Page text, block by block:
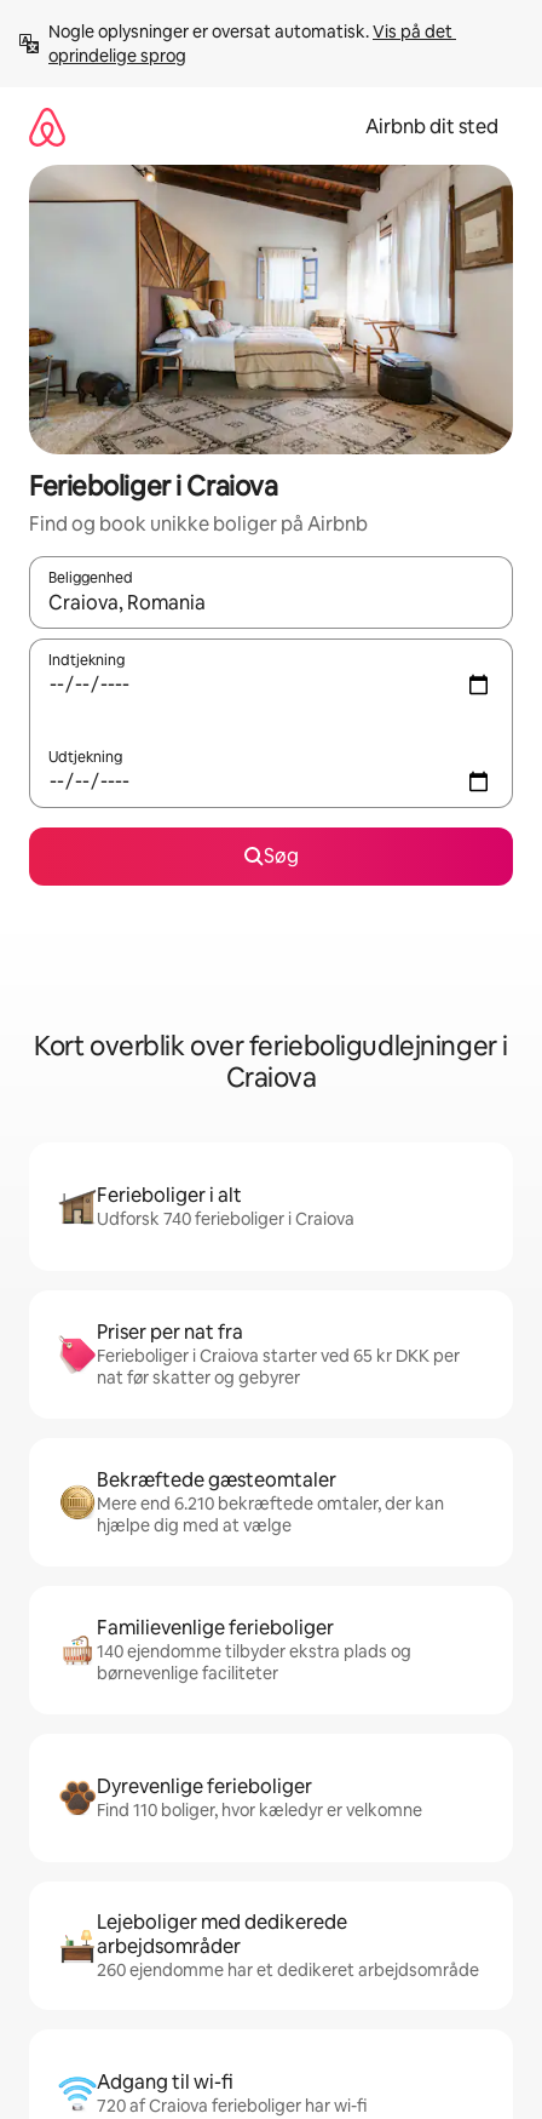
videre
Nogle oplysninger er oversat automatisk. Vis på det
oprindelige sprog
Airbnb dit sted
Ferieboliger i Craiova
Find og book unikke boliger på Airbnb
Beliggenhed
Når resultaterne er tilgængelige, skal du navigere med
Indtjekning
Udtjekning
Søg
Kort overblik over ferieboligudlejninger i
Craiova
Ferieboliger i alt
Udforsk 740 ferieboliger i Craiova
Priser per nat fra
Ferieboliger i Craiova starter ved 65 kr DKK per
nat før skatter og gebyrer
Bekræftede gæsteomtaler
Mere end 6.210 bekræftede omtaler, der kan
hjælpe dig med at vælge
Familievenlige ferieboliger
140 ejendomme tilbyder ekstra plads og
børnevenlige faciliteter
Dyrevenlige ferieboliger
Find 110 boliger, hvor kæledyr er velkomne
Lejeboliger med dedikerede
arbejdsområder
260 ejendomme har et dedikeret arbejdsområde
Adgang til wi-fi
720 af Craiova ferieboliger har wi-fi